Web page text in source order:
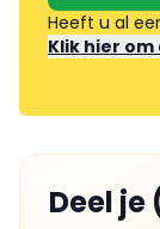
Heeft u al
Klik hier
Deel